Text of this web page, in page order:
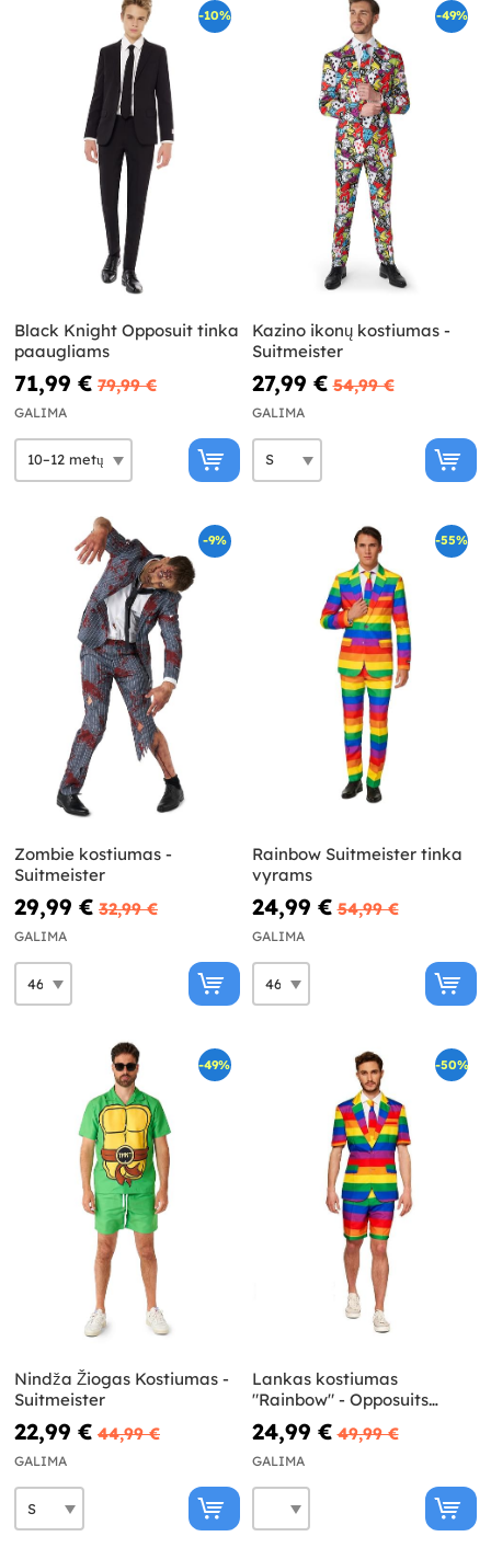
-10%
Black Knight Opposuit tinka
paaugliams
71,99 € 79,99 €
GALIMA
-49%
Kazino ikonų kostiumas -
Suitmeister
27,99 € 54,99 €
GALIMA
-9%
Zombie kostiumas -
Suitmeister
29,99 € 32,99 €
GALIMA
-55%
Rainbow Suitmeister tinka
vyrams
24,99 € 54,99 €
GALIMA
-49%
Nindža Žiogas Kostiumas -
Suitmeister
22,99 € 44,99 €
GALIMA
-50%
Lankas kostiumas
"Rainbow" - Opposuits
(Vasaros leidimas)
24,99 € 49,99 €
GALIMA